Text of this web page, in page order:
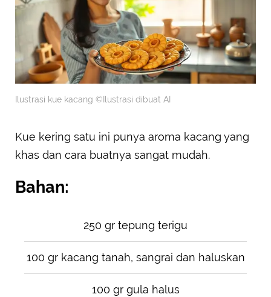
Ilustrasi kue kacang ©Ilustrasi dibuat AI
Kue kering satu ini punya aroma kacang yang
khas dan cara buatnya sangat mudah.
Bahan:
250 gr tepung terigu
100 gr kacang tanah, sangrai dan haluskan
100 gr gula halus